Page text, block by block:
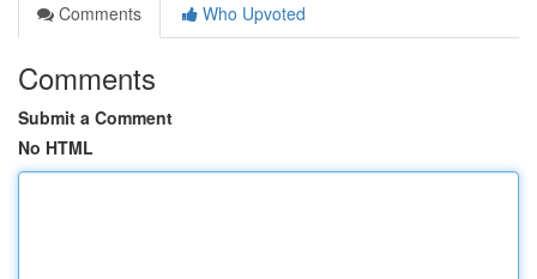
Comments
Who Upvoted
Comments
Submit a Comment
No HTML